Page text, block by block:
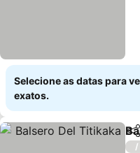
Selecione as datas para
exatos.
/